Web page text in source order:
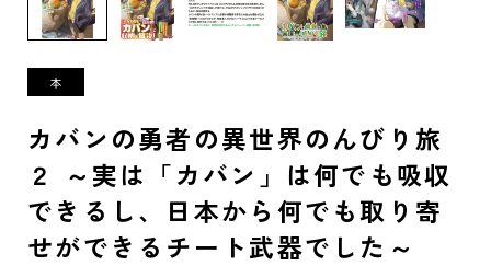
カバンの勇者の異世界のんびり旅
２ ～実は「カバン」は何でも吸収
できるし、日本から何でも取り寄
せができるチート武器でした～